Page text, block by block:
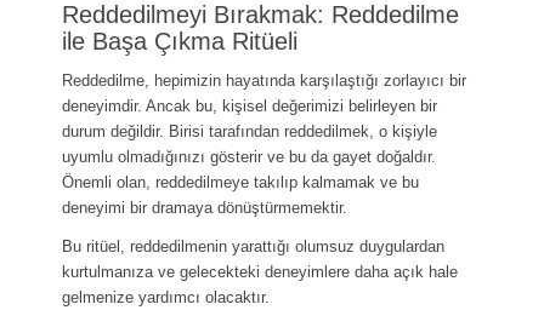
Reddedilmeyi Bırakmak: Reddedilme
ile Başa Çıkma Ritüeli
Reddedilme, hepimizin hayatında karşılaştığı zorlayıcı bir
deneyimdir. Ancak bu, kişisel değerimizi belirleyen bir
durum değildir. Birisi tarafından reddedilmek, o kişiyle
uyumlu olmadığınızı gösterir ve bu da gayet doğaldır.
Önemli olan, reddedilmeye takılıp kalmamak ve bu
deneyimi bir dramaya dönüştürmemektir.
Bu ritüel, reddedilmenin yarattığı olumsuz duygulardan
kurtulmanıza ve gelecekteki deneyimlere daha açık hale
gelmenize yardımcı olacaktır.